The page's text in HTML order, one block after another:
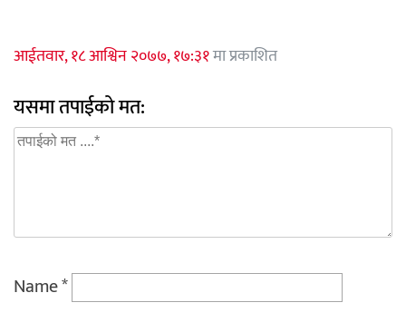
आईतवार, १८ आश्विन २०७७, १७:३१मा प्रकाशित
यसमा तपाईको मत:
Name*